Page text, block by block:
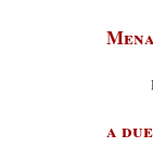
a due